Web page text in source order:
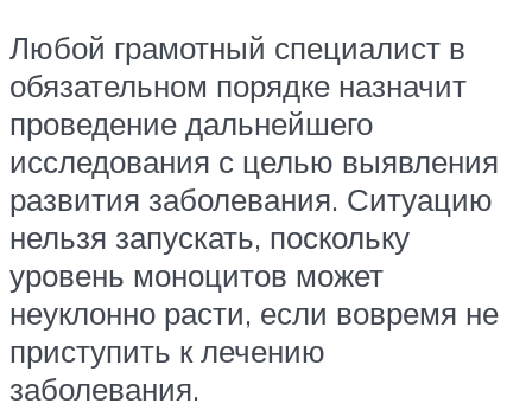
Любой грамотный специалист в
обязательном порядке назначит
проведение дальнейшего
исследования с целью выявления
развития заболевания. Ситуацию
нельзя запускать, поскольку
уровень моноцитов может
неуклонно расти, если вовремя не
приступить к лечению
заболевания.